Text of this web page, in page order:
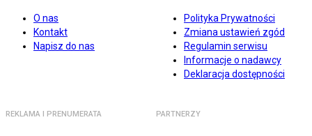
O nas
Kontakt
Napisz do nas
Polityka Prywatności
Zmiana ustawień zgód
Regulamin serwisu
Informacje o nadawcy
Deklaracja dostępności
REKLAMA I PRENUMERATA PARTNERZY